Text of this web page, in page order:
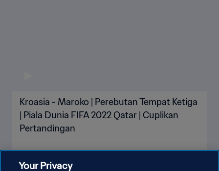
Kroasia - Maroko | Perebutan Tempat Ketiga
| Piala Dunia FIFA 2022 Qatar | Cuplikan
Pertandingan
Your Privacy